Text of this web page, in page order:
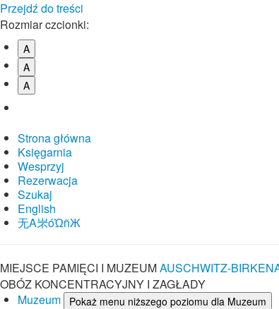
Przejdź do treści
Rozmiar czcionki:
A
A
A
Strona główna
Księgarnia
Wesprzyj
Rezerwacja
Szukaj
English
⽆A㞸óὨñЖ
MIEJSCE PAMIĘCI I MUZEUMAUSCHWITZ-
OBÓZ KONCENTRACYJNY I ZAGŁADY
Muzeum
Pokaż menu niższego poziomu dla Muzeum